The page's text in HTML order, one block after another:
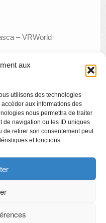
aux
utilisons des technologies
aux informations des
nous permettra de traiter
de navigation ou les ID uniques
de retirer son consentement peut
et fonctions.
– VRWorld
de trésors cachés »
au Grand Curtius
culturels